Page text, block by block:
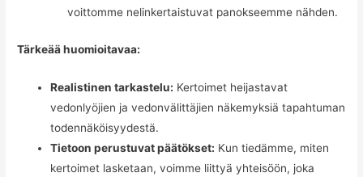
voittomme nelinkertaistuvat panokseemme nähden.
Tärkeää huomioitavaa:
Realistinen tarkastelu: Kertoimet heijastavat
vedonlyöjien ja vedonvälittäjien näkemyksiä tapahtuman
todennäköisyydestä.
Tietoon perustuvat päätökset: Kun tiedämme, miten
kertoimet lasketaan, voimme liittyä yhteisöön, joka